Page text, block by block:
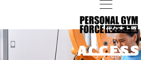
ACCESS
アクセス